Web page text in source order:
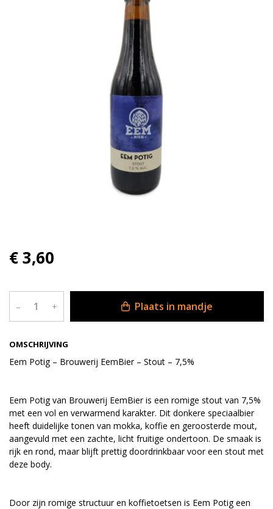
OMSCHRIJVING
Eem Potig – Brouwerij EemBier – Stout – 7,5%
Eem Potig van Brouwerij EemBier is een romige stout van 7,5%
met een vol en verwarmend karakter. Dit donkere speciaalbier
heeft duidelijke tonen van mokka, koffie en geroosterde mout,
aangevuld met een zachte, licht fruitige ondertoon. De smaak is
rijk en rond, maar blijft prettig doordrinkbaar voor een stout met
deze body.
Door zijn romige structuur en koffietoetsen is Eem Potig een
€ 3,60
– + Plaats in mandje